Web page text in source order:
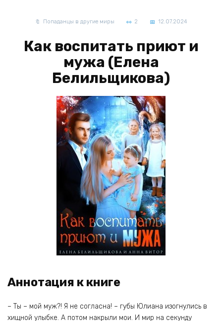
Попаданцы в другие миры 2 12.07.2024
Как воспитать приют и
мужа (Елена
Белильщикова)
Аннотация к книге
– Ты – мой муж?! Я не согласна! – губы Юлиана изогнулись в
хищной улыбке. А потом накрыли мои. И мир на секунду